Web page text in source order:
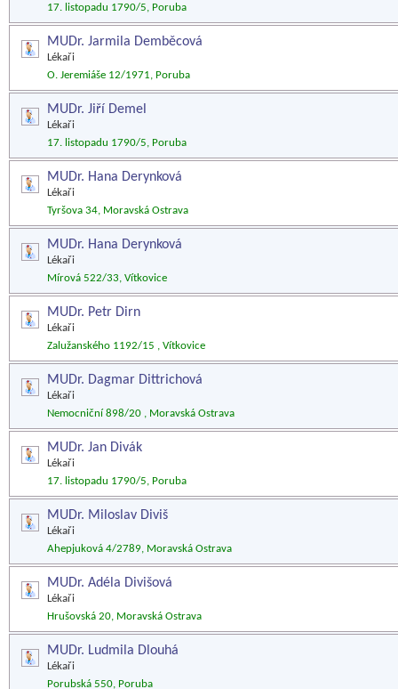
17. listopadu 1790/5, Poruba
MUDr. Jarmila Demběcová
Lékaři
O. Jeremiáše 12/1971, Poruba
MUDr. Jiří Demel
Lékaři
17. listopadu 1790/5, Poruba
MUDr. Hana Derynková
Lékaři
Tyršova 34, Moravská Ostrava
MUDr. Hana Derynková
Lékaři
Mírová 522/33, Vítkovice
MUDr. Petr Dirn
Lékaři
Zalužanského 1192/15 , Vítkovice
MUDr. Dagmar Dittrichová
Lékaři
Nemocniční 898/20 , Moravská Ostrava
MUDr. Jan Divák
Lékaři
17. listopadu 1790/5, Poruba
MUDr. Miloslav Diviš
Lékaři
Ahepjuková 4/2789, Moravská Ostrava
MUDr. Adéla Divišová
Lékaři
Hrušovská 20, Moravská Ostrava
MUDr. Ludmila Dlouhá
Lékaři
Porubská 550, Poruba